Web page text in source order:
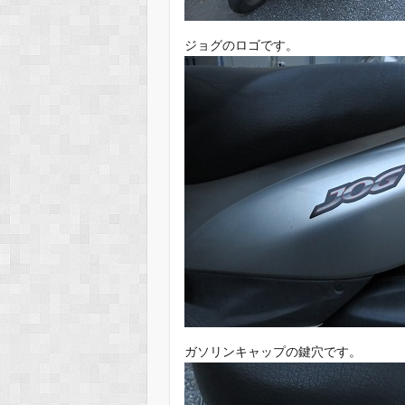
ジョグのロゴです。
ガソリンキャップの鍵穴です。